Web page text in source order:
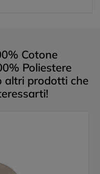
Cotone
Poliestere
altri prodotti che